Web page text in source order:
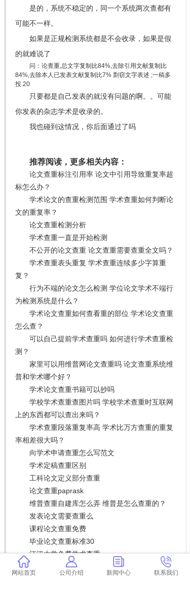
是的，系统不稳定的，同一个系统两次查都有
可能不一样。
如果是正规检测系统都是不会收录，如果是假
的就难说了
问：论查重,总文字复制比84%,去除引用文献复制比
84%,去除本人已发表文献复制比7% 剽窃文字表述 ;一稿多
投.20
只要都是自己发表的就没有问题的啊。。可能
你发表的杂志学术是收录的。
我也碰到这情况，你后面通过了吗
推荐阅读，更多相关内容：
论文查重标注引用率 论文中引用导致重复率超
标怎么办？
学术论文的查重检测范围 学术查重如何判断论
文的重复率？
论文查重检测分析
学术查重一直是开始检测
不公开的论文查重 论文查重需要查重全文吗？
学术查重表头重复 学术查重连续多少字算重
复？
行为不端的论文怎么检测 学位论文学术不端行
为检测系统是什么？
学术论文查重如何查看重的部位 学术论文查重
怎么查？
可以自己提前学术查重吗 如何进行学术查重检
测？
家里可以用维普网论文查重吗 论文查重系统维
普和学术哪个好？
学术论文查重书籍可以抄吗
学校学术查重查图片吗 学校学术查重时互联网
上的东西都可以查出来吗？
学术查重段落重复率高 学术比万方查重的重复
率相差很大吗？
向学术申请查重怎么写范文
学术定稿查重区别
工科论文定义部分查重
论文查重paprask
维普查重自建库怎么弄 维普是怎么查重的？
发表论文需要查重么
课程论文查重免费
毕业论文查重标准30
江汉大学免费学术查重
论文查重率是越高越好吗
网站首页 公司介绍 新闻中心 联系我们